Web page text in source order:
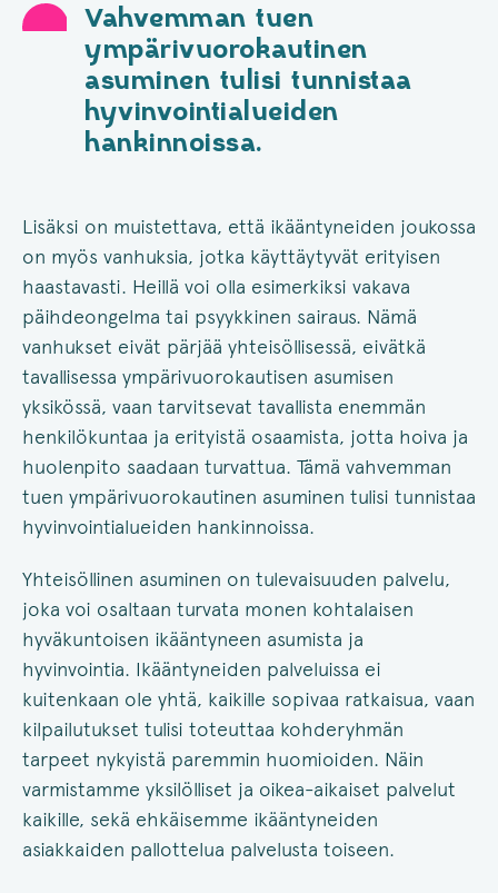
Vahvemman tuen
ympärivuorokautinen
asuminen tulisi tunnistaa
hyvinvointialueiden
hankinnoissa.
Lisäksi on muistettava, että ikääntyneiden joukossa
on myös vanhuksia, jotka käyttäytyvät erityisen
haastavasti. Heillä voi olla esimerkiksi vakava
päihdeongelma tai psyykkinen sairaus. Nämä
vanhukset eivät pärjää yhteisöllisessä, eivätkä
tavallisessa ympärivuorokautisen asumisen
yksikössä, vaan tarvitsevat tavallista enemmän
henkilökuntaa ja erityistä osaamista, jotta hoiva ja
huolenpito saadaan turvattua. Tämä vahvemman
tuen ympärivuorokautinen asuminen tulisi tunnistaa
hyvinvointialueiden hankinnoissa.
Yhteisöllinen asuminen on tulevaisuuden palvelu,
joka voi osaltaan turvata monen kohtalaisen
hyväkuntoisen ikääntyneen asumista ja
hyvinvointia. Ikääntyneiden palveluissa ei
kuitenkaan ole yhtä, kaikille sopivaa ratkaisua, vaan
kilpailutukset tulisi toteuttaa kohderyhmän
tarpeet nykyistä paremmin huomioiden. Näin
varmistamme yksilölliset ja oikea-aikaiset palvelut
kaikille, sekä ehkäisemme ikääntyneiden
asiakkaiden pallottelua palvelusta toiseen.